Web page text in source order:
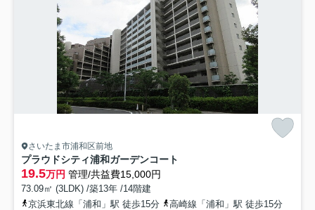
さいたま市浦和区前地
プラウドシティ浦和ガーデンコート
19.5万円 管理/共益費15,000円
73.09㎡ (3LDK) /築13年 /14階建
京浜東北線「浦和」駅 徒歩15分
高崎線「浦和」駅 徒歩15分